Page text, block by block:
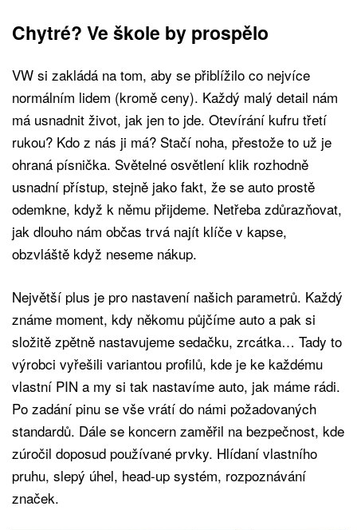
Chytré? Ve škole by prospělo
VW si zakládá na tom, aby se přiblížilo co nejvíce
normálním lidem (kromě ceny). Každý malý detail nám
má usnadnit život, jak jen to jde. Otevírání kufru třetí
rukou? Kdo z nás ji má? Stačí noha, přestože to už je
ohraná písnička. Světelné osvětlení klik rozhodně
usnadní přístup, stejně jako fakt, že se auto prostě
odemkne, když k němu přijdeme. Netřeba zdůrazňovat,
jak dlouho nám občas trvá najít klíče v kapse,
obzvláště když neseme nákup.
Největší plus je pro nastavení našich parametrů. Každý
známe moment, kdy někomu půjčíme auto a pak si
složitě zpětně nastavujeme sedačku, zrcátka… Tady to
výrobci vyřešili variantou profilů, kde je ke každému
vlastní PIN a my si tak nastavíme auto, jak máme rádi.
Po zadání pinu se vše vrátí do námi požadovaných
standardů. Dále se koncern zaměřil na bezpečnost, kde
zúročil doposud používané prvky. Hlídaní vlastního
pruhu, slepý úhel, head-up systém, rozpoznávání
značek.